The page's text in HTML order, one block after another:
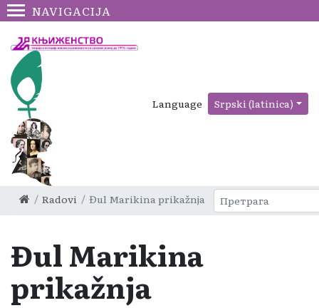
NAVIGACIJA
Language Srpski (latinica)
Radovi Đul Marikina prikažnja
Đul Marikina
prikažnja